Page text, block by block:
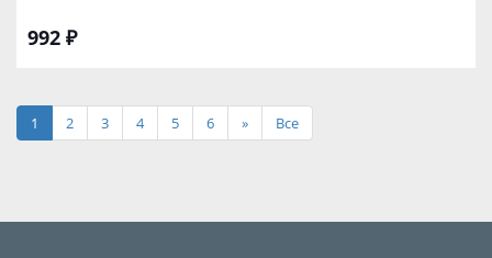
992 ₽
1 2 3 4 5 6 » Все